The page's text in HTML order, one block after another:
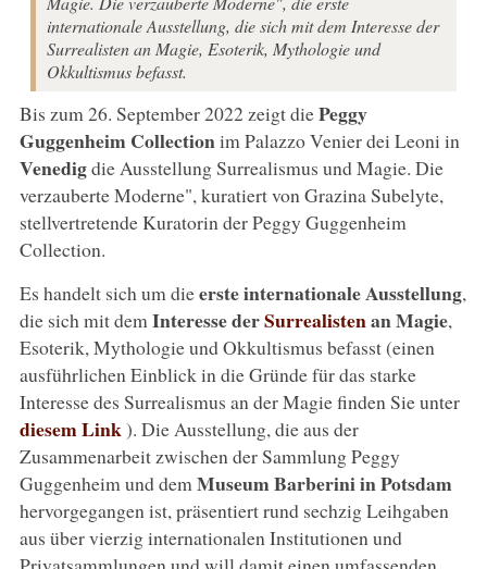
internationale Ausstellung, die sich mit dem Interesse der
Surrealisten an Magie, Esoterik, Mythologie und
Okkultismus befasst.
Bis zum 26. September 2022 zeigt diePeggy
Guggenheim Collectionim Palazzo Venier dei Leoni in
Venedigdie Ausstellung Surrealismus und Magie. Die
verzauberte Moderne", kuratiert von Grazina Subelyte,
stellvertretende Kuratorin der Peggy Guggenheim
Collection.
Es handelt sich um dieerste internationale Ausstellung,
die sich mit demInteresse derSurrealistenan Magie,
Esoterik, Mythologie und Okkultismus befasst (einen
ausführlichen Einblick in die Gründe für das starke
Interesse des Surrealismus an der Magie finden Sie unter
diesem Link). Die Ausstellung, die aus der
Zusammenarbeit zwischen der Sammlung Peggy
Guggenheim und demMuseum Barberini in Potsdam
hervorgegangen ist, präsentiert rund sechzig Leihgaben
aus über vierzig internationalen Institutionen und